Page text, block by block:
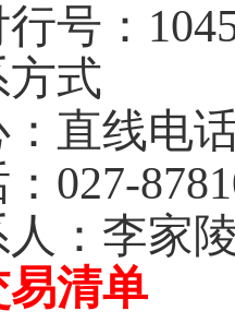
号：
式
直线电
027-
人：李家
易清单